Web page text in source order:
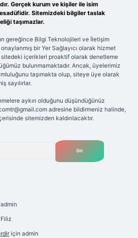
Gerçek kurum ve kişiler ile isim
Sitemizdeki bilgiler taslak
taşımazlar.
gereğince Bilgi Teknolojileri ve İletişim
bir Yer Sağlayıcı olarak hizmet
içerikleri proaktif olarak denetleme
bulunmamaktadır. Ancak, üyelerimiz
taşımakta olup, siteye üye olarak
sayılırlar.
aykırı olduğunu düşündüğünüz
adresine bildirmeniz halinde,
sitemizden kaldırılacaktır.
admin
Filiz
için admin